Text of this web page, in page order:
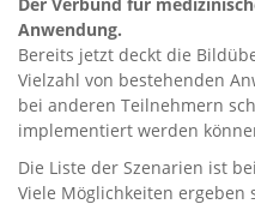
Anwendung.
Bereits jetzt deckt die
Vielzahl von bestehenden
bei anderen Teilnehmern
implementiert werden
Die Liste der Szenarien ist
Viele Möglichkeiten